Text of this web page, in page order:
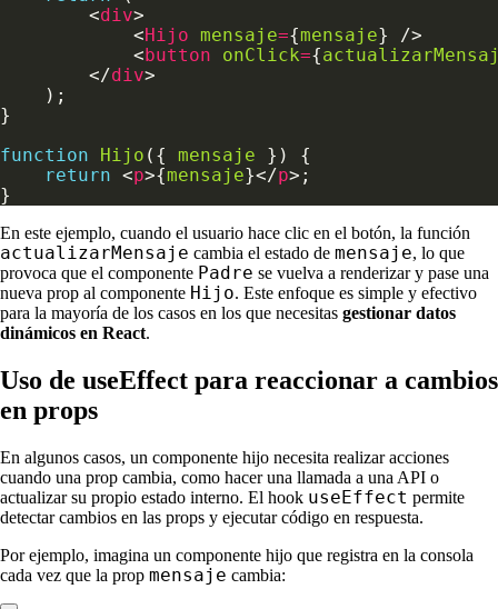
        <
div
            <
Hijo mensaje={mensaje
            <
button onClick={
        </
div
function
Hijo ({ mensaje
return <p>{mensaje}</p
En este ejemplo, cuando el usuario hace clic en el botón, la función
actualizarMensaje cambia el estado de mensaje, lo que
provoca que el componente Padre se vuelva a renderizar y pase una
nueva prop al componente Hijo. Este enfoque es simple y efectivo
para la mayoría de los casos en los que necesitas gestionar datos
dinámicos en React.
Uso de useEffect para reaccionar a cambios
en props
En algunos casos, un componente hijo necesita realizar acciones
cuando una prop cambia, como hacer una llamada a una API o
actualizar su propio estado interno. El hook useEffect permite
detectar cambios en las props y ejecutar código en respuesta.
Por ejemplo, imagina un componente hijo que registra en la consola
cada vez que la prop mensaje cambia: